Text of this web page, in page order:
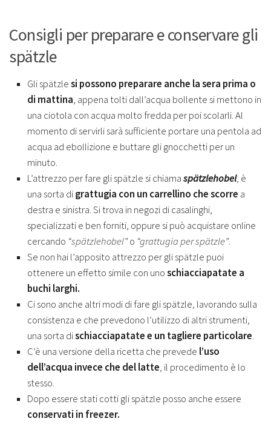
Consigli per preparare e conservare gli
spätzle
Gli spätzlesi possono preparare anche la sera prima o
di mattina, appena tolti dall’acqua bollente si mettono in
una ciotola con acqua molto fredda per poi scolarli. Al
momento di servirli sarà sufficiente portare una pentola ad
acqua ad ebollizione e buttare gli gnocchetti per un
minuto.
L’attrezzo per fare gli spätzle si chiamaspätzlehobel, è
una sorta digrattugia con un carrellino che scorre a
destra e sinistra. Si trova in negozi di casalinghi,
specializzati e ben forniti, oppure si può acquistare online
cercando “spätzlehobel”o “grattugia per spätzle”.
Se non hai l’apposito attrezzo per gli spätzle puoi
ottenere un effetto simile con unoschiacciapatate a
buchi larghi.
Ci sono anche altri modi di fare gli spätzle, lavorando sulla
consistenza e che prevedono l’utilizzo di altri strumenti,
una sorta dischiacciapatate e un tagliere particolare.
C’è una versione della ricetta che prevede l’uso
dell’acqua invece che del latte, il procedimento è lo
stesso.
Dopo essere stati cotti gli spätzle posso anche essere
conservati in freezer.